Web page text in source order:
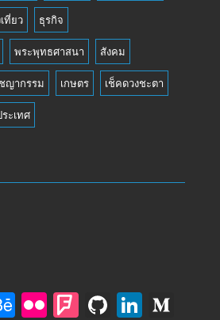
ที่ยว ธุรกิจ
พระพุทธศาสนา สังคม
ญากรรม เกษตร เช็คดวงชะตา
ะเทศ
B Fli F Gi Li